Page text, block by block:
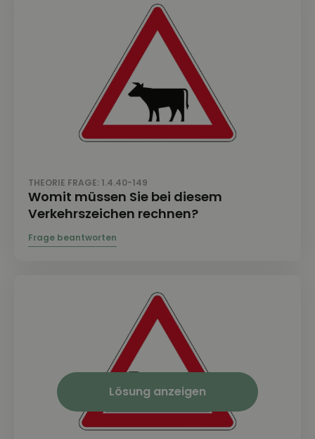
Lösung anzeigen
THEORIE FRAGE: 1.4.40-149
Womit müssen Sie bei diesem
Verkehrszeichen rechnen?